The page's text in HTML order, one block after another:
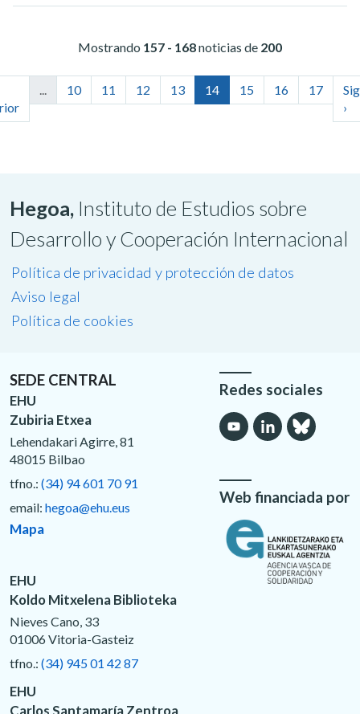
Mostrando 157 - 168noticias de 200
... 10 11 12 13 14 15 16 17
›
Hegoa, Instituto de Estudios sobre
Desarrollo y Cooperación Internacional
Política de privacidad y protección de datos
Aviso legal
Política de cookies
SEDE CENTRAL
EHU
Zubiria Etxea
Lehendakari Agirre, 81
48015 Bilbao
tfno.: (34) 94 601 70 91
email: hegoa@ehu.eus
Mapa
EHU
Koldo Mitxelena Biblioteka
Nieves Cano, 33
01006 Vitoria-Gasteiz
tfno.: (34) 945 01 42 87
EHU
Carlos Santamaría Zentroa
Redes sociales
Web financiada por